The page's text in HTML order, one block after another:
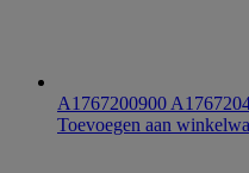
A1767200900
Toevoegen aan